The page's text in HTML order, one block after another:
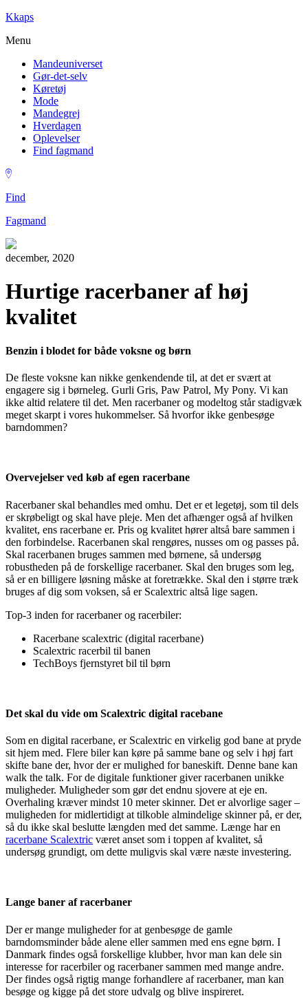
Kkaps
Menu
Mandeuniverset
Gør-det-selv
Køretøj
Mode
Mandegrej
Hverdagen
Oplevelser
Find fagmand
Find
Fagmand
december, 2020
Hurtige racerbaner af høj
kvalitet
Benzin i blodet for både voksne og børn
De fleste voksne kan nikke genkendende til, at det er svært at
engagere sig i børneleg. Gurli Gris, Paw Patrol, My Pony. Vi kan
ikke altid relatere til det. Men racerbaner og modeltog står stadigvæk
meget skarpt i vores hukommelser. Så hvorfor ikke genbesøge
barndommen?
Overvejelser ved køb af egen racerbane
Racerbaner skal behandles med omhu. Det er et legetøj, som til dels
er skrøbeligt og skal have pleje. Men det afhænger også af hvilken
kvalitet, ens racerbane er. Pris og kvalitet hører altså bare sammen i
den forbindelse. Racerbanen skal rengøres, nusses om og passes på.
Skal racerbanen bruges sammen med børnene, så undersøg
robustheden på de forskellige racerbaner. Skal den bruges som leg,
så er en billigere løsning måske at foretrække. Skal den i større træk
bruges af dig som voksen, så er Scalextric altså lige sagen.
Top-3 inden for racerbaner og racerbiler:
Racerbane scalextric (digital racerbane)
Scalextric racerbil til banen
TechBoys fjernstyret bil til børn
Det skal du vide om Scalextric digital racebane
Som en digital racerbane, er Scalextric en virkelig god bane at pryde
sit hjem med. Flere biler kan køre på samme bane og selv i høj fart
skifte bane der, hvor der er mulighed for baneskift. Denne bane kan
walk the talk. For de digitale funktioner giver racerbanen unikke
muligheder. Muligheder som gør det endnu sjovere at eje en.
Overhaling kræver mindst 10 meter skinner. Det er alvorlige sager –
muligheden for midlertidigt at tilkoble almindelige skinner på, er der,
så du ikke skal beslutte længden med det samme. Længe har en
racerbane Scalextric været anset som i toppen af kvalitet, så
undersøg grundigt, om dette muligvis skal være næste investering.
Lange baner af racerbaner
Der er mange muligheder for at genbesøge de gamle
barndomsminder både alene eller sammen med ens egne børn. I
Danmark findes også forskellige klubber, hvor man kan dele sin
interesse for racerbiler og racerbaner sammen med mange andre.
Der findes også rigtig mange forhandlere af racerbaner, man kan
besøge og kigge på det store udvalg og blive inspireret.